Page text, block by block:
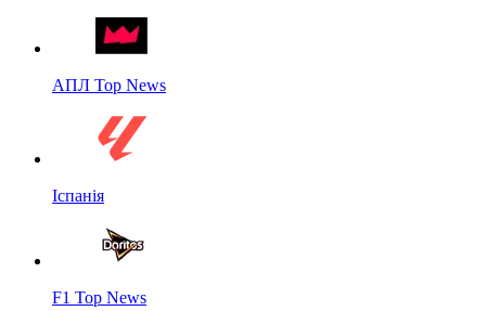
АПЛ Top News
Іспанія
F1 Top News